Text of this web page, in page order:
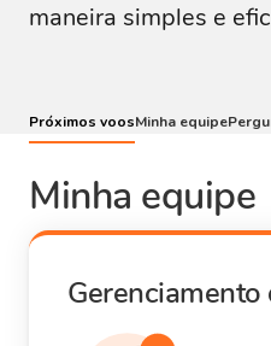
maneira simples e
Próximos voosMinha equipe
Minha equipe
Gerenciamento